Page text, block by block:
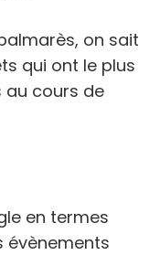
on sait
qui ont le plus
au cours de
en termes
évènements